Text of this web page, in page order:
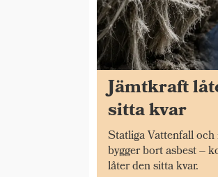
Jämtkraft
sitta kvar
Statliga Vattenfall
bygger bort asbest –
låter den sitta kvar.